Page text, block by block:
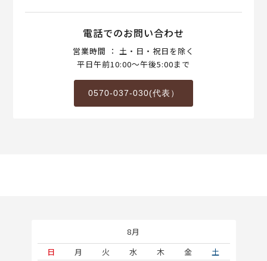
電話でのお問い合わせ
営業時間 ： 土・日・祝日を除く
平日午前10:00～午後5:00まで
0570-037-030(代表）
8月
日
月 火 水 木 金
土